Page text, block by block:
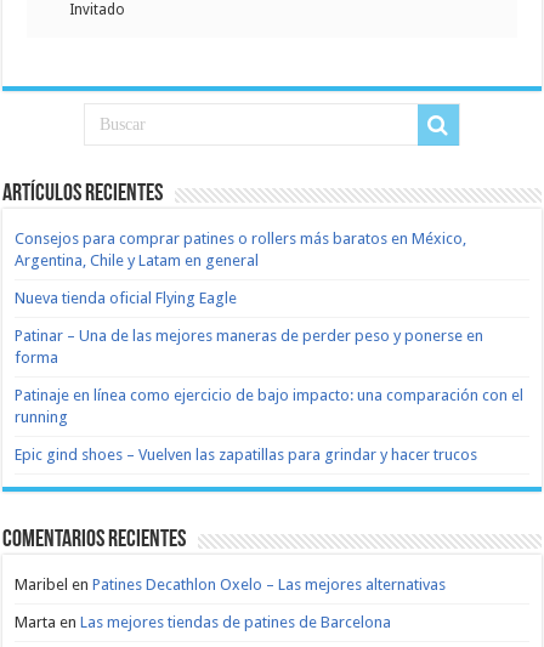
Invitado
Artículos recientes
Consejos para comprar patines o rollers más baratos en México,
Argentina, Chile y Latam en general
Nueva tienda oficial Flying Eagle
Patinar – Una de las mejores maneras de perder peso y ponerse en
forma
Patinaje en línea como ejercicio de bajo impacto: una comparación con el
running
Epic gind shoes – Vuelven las zapatillas para grindar y hacer trucos
Comentarios recientes
Maribel enPatines Decathlon Oxelo – Las mejores alternativas
Marta enLas mejores tiendas de patines de Barcelona